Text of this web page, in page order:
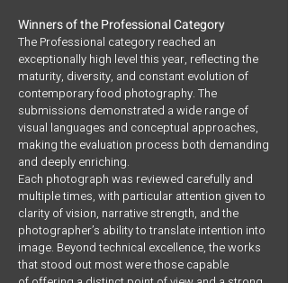
Winners of the Professional Category
The Professional category reached an
exceptionally high level this year, reflecting the
maturity, diversity, and constant evolution of
contemporary food photography. The
submissions demonstrated a wide range of
visual languages and conceptual approaches,
making the evaluation process both demanding
and deeply enriching.
Each photograph was reviewed carefully and
multiple times, with particular attention given to
clarity of vision, narrative strength, and the
photographer’s ability to translate intention into
image. Beyond technical excellence, the works
that stood out most were those capable